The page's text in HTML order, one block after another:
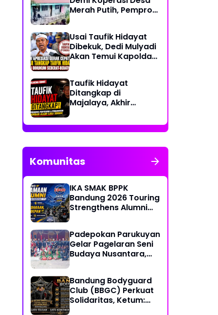
Merah Putih, Pemprov
dengan Proyek
Usai Taufik Hidayat
Dibekuk, Dedi Mulyadi
Akan Temui Kapolda
Juta
Taufik Hidayat
Ditangkap di
Majalaya, Akhir
Kasus Penyekapan
dan Penganiayaan
Komunitas
IKA SMAK BPPK
Bandung 2026 Touring
Strengthens Alumni
Care" Spirit
Padepokan Parukuyan
Gelar Pagelaran Seni
Budaya Nusantara,
Bandung Bodyguard
Club (BBGC) Perkuat
Solidaritas, Ketum: